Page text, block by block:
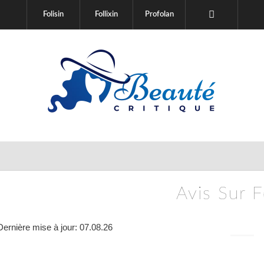
Folisin Follixin Profolan
Avis Sur
mise à jour: 07.08.26